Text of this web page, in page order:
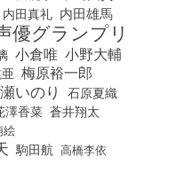
内田真礼 内田雄馬
優グランプリ
小倉唯 小野大輔
梅原裕一郎
いのり
石原夏織
澤香菜 蒼井翔太
絵
駒田航 高橋李依